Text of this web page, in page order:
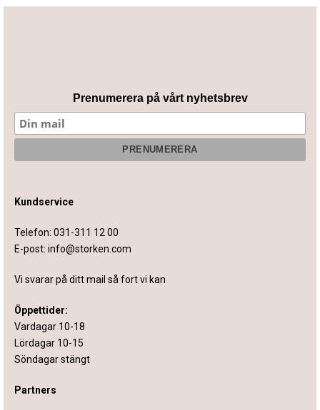
Prenumerera på vårt nyhetsbrev
Kundservice
Telefon: 031-311 12 00
E-post: info@storken.com
Vi svarar på ditt mail så fort vi kan
Öppettider:
Vardagar 10-18
Lördagar 10-15
Söndagar stängt
Partners